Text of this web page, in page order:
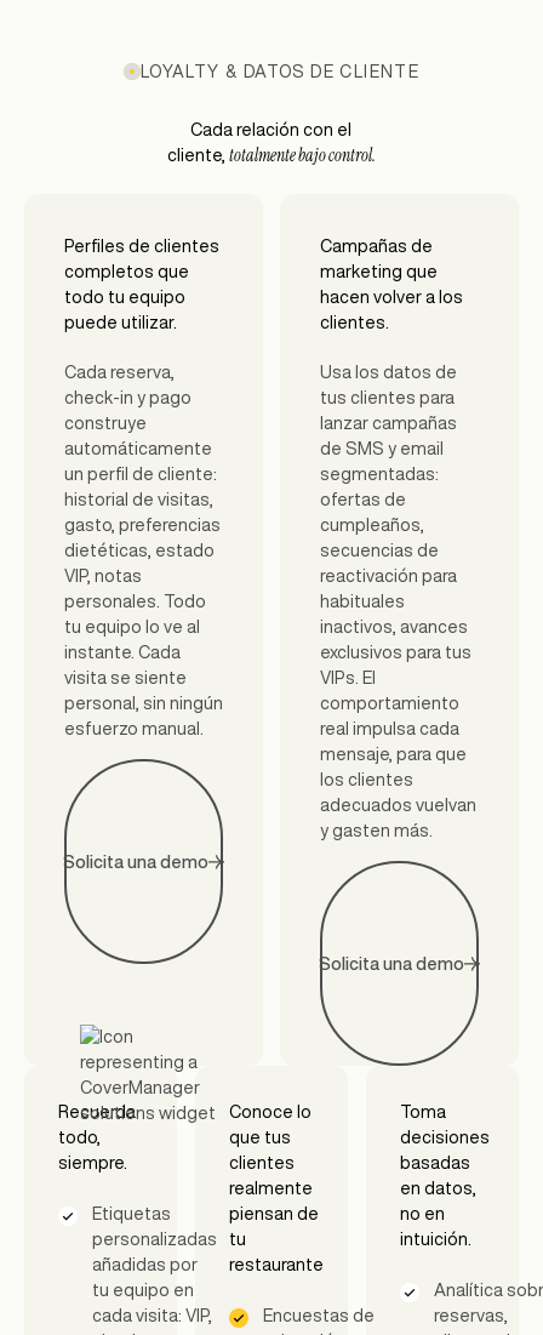
LOYALTY & DATOS DE CLIENTE
Cada relación con el
cliente, totalmente bajo control.
Perfiles de clientes
completos que
todo tu equipo
puede utilizar.
Cada reserva,
check-in y pago
construye
automáticamente
un perfil de cliente:
historial de visitas,
gasto, preferencias
dietéticas, estado
VIP, notas
personales. Todo
tu equipo lo ve al
instante. Cada
visita se siente
personal, sin ningún
esfuerzo manual.
Solicita una demo
Campañas de
marketing que
hacen volver a los
clientes.
Usa los datos de
tus clientes para
lanzar campañas
de SMS y email
segmentadas:
ofertas de
cumpleaños,
secuencias de
reactivación para
habituales
inactivos, avances
exclusivos para tus
VIPs. El
comportamiento
real impulsa cada
mensaje, para que
los clientes
adecuados vuelvan
y gasten más.
Solicita una demo
Recuerda
todo,
siempre.
Etiquetas
personalizadas
añadidas por
tu equipo en
cada visita: VIP,
Conoce lo
que tus
clientes
realmente
piensan de
tu
restaurante
Encuestas de
Toma
decisiones
basadas
en datos,
no en
intuición.
Analítica
reservas,